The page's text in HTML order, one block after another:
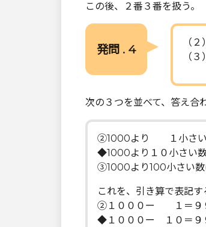
この後、２番３番を扱う。
発問 . 4
（
（
次の３つを並べて、答え合
②1000より １小さ
◆1000より１０小さ
③1000より100小さ
これを、引き算で表記
②１０００ー １＝９
◆１０００ー １０＝９